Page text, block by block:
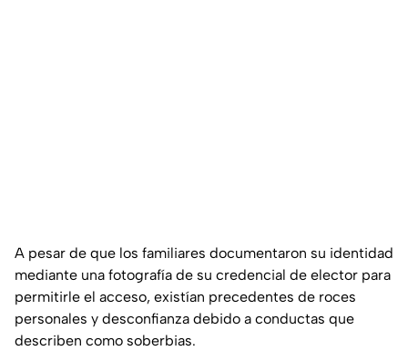
A pesar de que los familiares documentaron su identidad
mediante una fotografía de su credencial de elector para
permitirle el acceso, existían precedentes de roces
personales y desconfianza debido a conductas que
describen como soberbias.